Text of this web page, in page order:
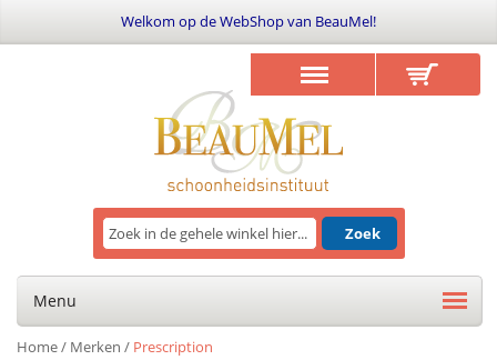
Welkom op de WebShop van BeauMel!
Zoek
Menu
Home/ Merken / Prescription